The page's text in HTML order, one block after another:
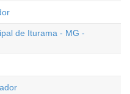
de Iturama - MG -